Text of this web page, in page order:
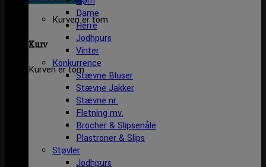
Kurven er tom
Kurv
Kurven er tom
Dame
Herre
Jodhpurs
Vinter
Konkurrence
Stævne Bluser
Stævne Jakker
Stævne nr.
Fletning mv.
Brocher & Slipsenåle
Plastroner & Slips
Støvler
Jodhpurs